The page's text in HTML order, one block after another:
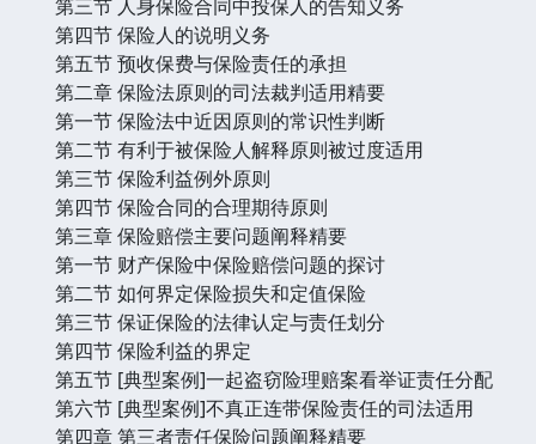
第三节 人身保险合同中投保人的告知义务
第四节 保险人的说明义务
第五节 预收保费与保险责任的承担
第二章 保险法原则的司法裁判适用精要
第一节 保险法中近因原则的常识性判断
第二节 有利于被保险人解释原则被过度适用
第三节 保险利益例外原则
第四节 保险合同的合理期待原则
第三章 保险赔偿主要问题阐释精要
第一节 财产保险中保险赔偿问题的探讨
第二节 如何界定保险损失和定值保险
第三节 保证保险的法律认定与责任划分
第四节 保险利益的界定
第五节 [典型案例]一起盗窃险理赔案看举证责任分配
第六节 [典型案例]不真正连带保险责任的司法适用
第四章 第三者责任保险问题阐释精要